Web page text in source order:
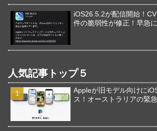
iOS26.5.2が配信開始！
件の脆弱性が修正！早急
人気記事トップ５
Appleが旧モデル向けに
ス！オーストラリアの緊